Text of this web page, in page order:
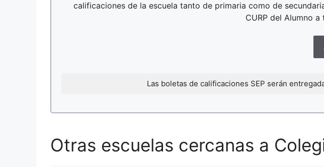
calificaciones de la escuela tanto de primaria como de
CURP del Alumno
Las boletas de calificaciones SEP serán
Otras escuelas cercanas a